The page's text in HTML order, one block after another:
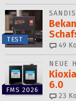
TEST
49
FMS 2026
NEUE
6.0
23